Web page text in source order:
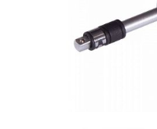
Добавить в